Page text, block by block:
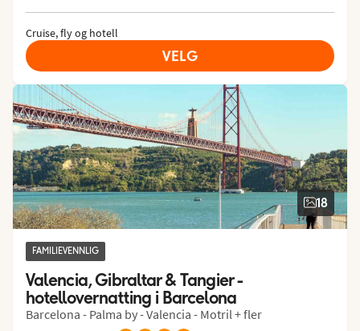
Cruise, fly og hotell
VELG
18
FAMILIEVENNLIG
Valencia, Gibraltar & Tangier -
hotellovernatting i Barcelona
Barcelona - Palma by - Valencia - Motril + fler